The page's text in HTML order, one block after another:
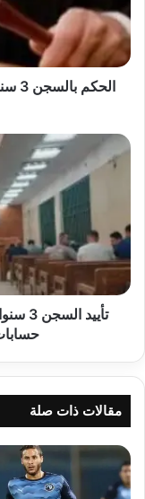
عامل
توصيل
بتهمة
الاتجار
تأييد
السجن
متهمين
بانتحال
الصفة
وتهكير
حسابات
مقالات ذات صلة